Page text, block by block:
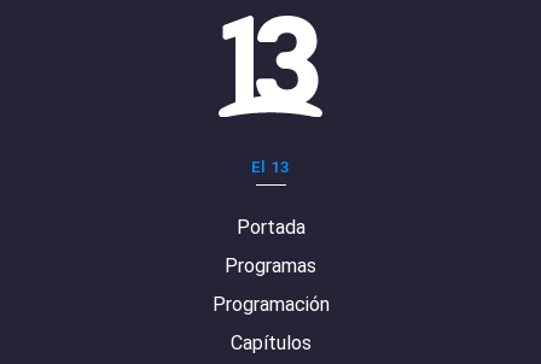
El 13
Portada
Programas
Programación
Capítulos